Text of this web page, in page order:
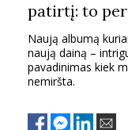
KONTAKTAI
PRIVATUMO
patirtį: to
Naują albumą
naują dainą –
pavadinimas kiek
nemiršta.